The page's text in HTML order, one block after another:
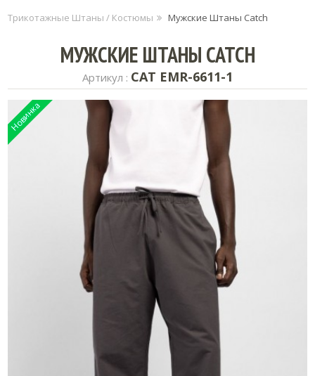
Трикотажные Штаны / Костюмы Мужские Штаны Catch
МУЖСКИЕ ШТАНЫ CATCH
Артикул : CAT EMR-6611-1